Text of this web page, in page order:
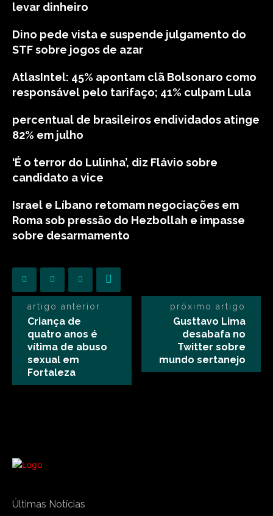
levar dinheiro
Dino pede vista e suspende julgamento do
STF sobre jogos de azar
AtlasIntel: 45% apontam clã Bolsonaro como
responsável pelo tarifaço; 41% culpam Lula
percentual de brasileiros endividados atinge
82% em julho
‘É o terror do Lulinha’, diz Flávio sobre
candidato a vice
Israel e Líbano retomam negociações em
Roma sob pressão do Hezbollah e impasse
sobre desarmamento
artigo anterior
Criança de
quatro anos é
vítima de abuso
sexual em
Fortaleza
próximo artigo
Gusttavo Lima
desabafa no
Twitter sobre
mundo sertanejo
Últimas Notícias